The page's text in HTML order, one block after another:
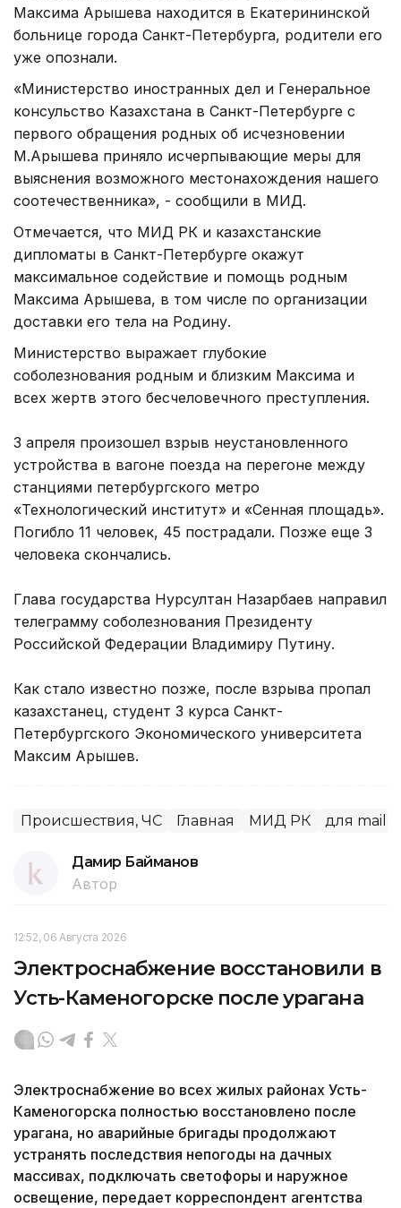
Максима Арышева находится в Екатерининской
больнице города Санкт-Петербурга, родители его
уже опознали.
«Министерство иностранных дел и Генеральное
консульство Казахстана в Санкт-Петербурге с
первого обращения родных об исчезновении
М.Арышева приняло исчерпывающие меры для
выяснения возможного местонахождения нашего
соотечественника», - сообщили в МИД.
Отмечается, что МИД РК и казахстанские
дипломаты в Санкт-Петербурге окажут
максимальное содействие и помощь родным
Максима Арышева, в том числе по организации
доставки его тела на Родину.
Министерство выражает глубокие
соболезнования родным и близким Максима и
всех жертв этого бесчеловечного преступления.
3 апреля произошел взрыв неустановленного
устройства в вагоне поезда на перегоне между
станциями петербургского метро
«Технологический институт» и «Сенная площадь».
Погибло 11 человек, 45 пострадали. Позже еще 3
человека скончались.
Глава государства Нурсултан Назарбаев направил
телеграмму соболезнования Президенту
Российской Федерации Владимиру Путину.
Как стало известно позже, после взрыва пропал
казахстанец, студент 3 курса Санкт-
Петербургского Экономического университета
Максим Арышев.
Происшествия, ЧС Главная МИД РК для
Дамир Байманов
Автор
12:52, 06 Августа 2026
Электроснабжение восстановили в
Усть-Каменогорске после урагана
Электроснабжение во всех жилых районах Усть-
Каменогорска полностью восстановлено после
урагана, но аварийные бригады продолжают
устранять последствия непогоды на дачных
массивах, подключать светофоры и наружное
освещение, передает корреспондент агентства